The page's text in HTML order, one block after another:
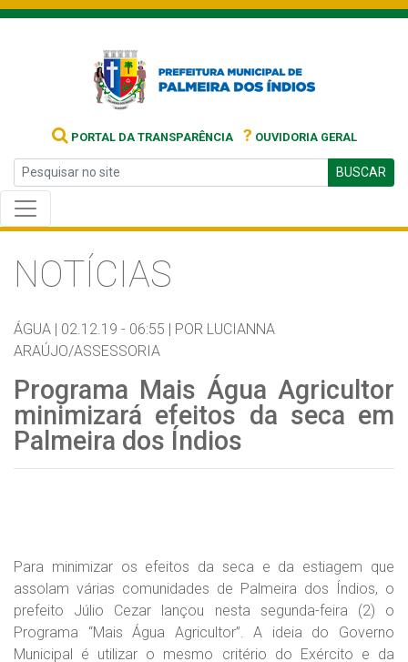
PORTAL DA TRANSPARÊNCIA ? OUVIDORIA GERAL
BUSCAR
NOTÍCIAS
ÁGUA | 02.12.19 - 06:55 | POR LUCIANNA
ARAÚJO/ASSESSORIA
Programa Mais Água Agricultor
minimizará efeitos da seca em
Palmeira dos Índios
Para minimizar os efeitos da seca e da estiagem que
assolam várias comunidades de Palmeira dos Índios, o
prefeito Júlio Cezar lançou nesta segunda-feira (2) o
Programa “Mais Água Agricultor”. A ideia do Governo
Municipal é utilizar o mesmo critério do Exército e da